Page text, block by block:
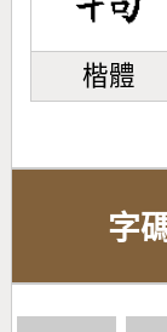
楷體
字